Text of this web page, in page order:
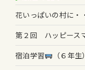
花いっぱいの村に・
第２回 ハッピース
宿泊学習
（６年生）